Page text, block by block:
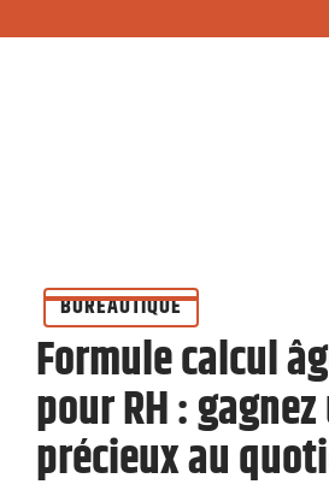
BUREAUTIQUE
Formule calcul
pour RH :
précieux au